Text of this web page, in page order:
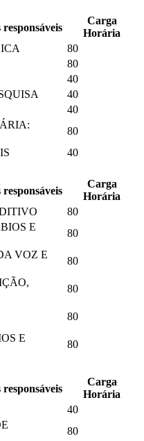
Carga
Horária
80
80
40
40
40
80
40
Carga
Horária
80
E
80
VOZ E
80
80
80
E
80
Carga
Horária
40
80